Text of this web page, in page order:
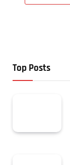
Top Posts